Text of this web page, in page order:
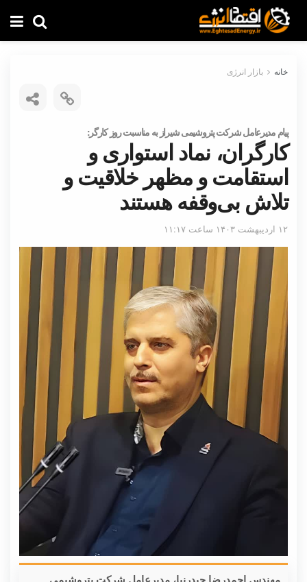
خانه بازار انرژی
پیام مدیرعامل شرکت پتروشیمی شیراز به مناسبت روز کارگر:
کارگران، نماد استواری و
استقامت و مظهر خلاقیت و
تلاش بی‌وقفه هستند
۱۲ اردیبهشت ۱۴۰۳ ساعت ۱۱:۱۷